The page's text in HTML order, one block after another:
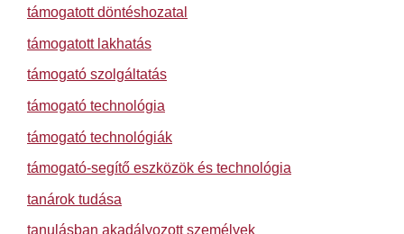
támogatott döntéshozatal
támogatott lakhatás
támogató szolgáltatás
támogató technológia
támogató technológiák
támogató-segítő eszközök és technológia
tanárok tudása
tanulásban akadályozott személyek